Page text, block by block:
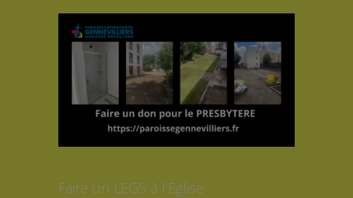
Faire un LEGS à l’Eglise